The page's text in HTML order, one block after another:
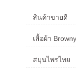
สินค้าขายดี
เสื้อผ้า
สมุนไพรไทย